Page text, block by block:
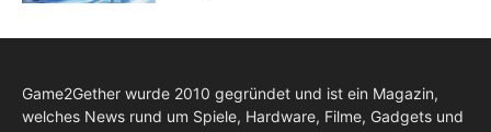
Game2Gether wurde 2010 gegründet und ist ein Magazin,
welches News rund um Spiele, Hardware, Filme, Gadgets und